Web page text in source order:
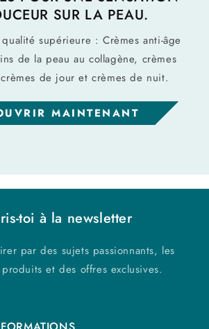
SUR LA PEAU.
supérieure : Crèmes anti-âge
de la peau au collagène, crèmes
de jour et crèmes de nuit.
MAINTENANT
toi à la newsletter
par des sujets passionnants, les
et des offres exclusives.